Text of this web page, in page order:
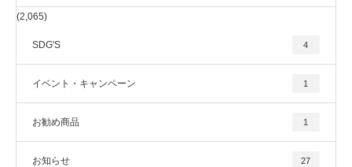
(2,065)
SDG'S 4
イベント・キャンペーン 1
お勧め商品 1
お知らせ 27